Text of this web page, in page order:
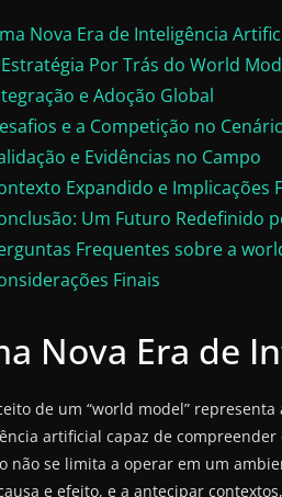
Nova Era de Inteligência
Por Trás do World
e Adoção Global
e a Competição no
e Evidências no Campo
Expandido e Implicações
Um Futuro Redefinido
Frequentes sobre a
Finais
Nova Era de
de um “world model”
artificial capaz de
não se limita a operar em um
e efeito, e a antecipar